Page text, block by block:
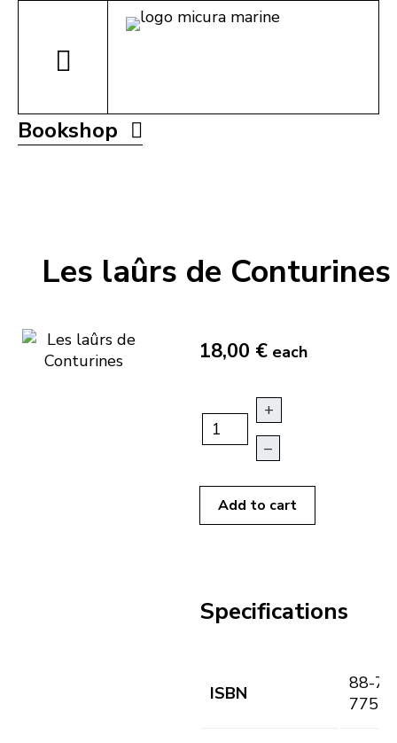
Bookshop
Les laûrs de Conturines
18,00 € each
+
–
Add to cart
Specifications
ISBN
88-
775-4